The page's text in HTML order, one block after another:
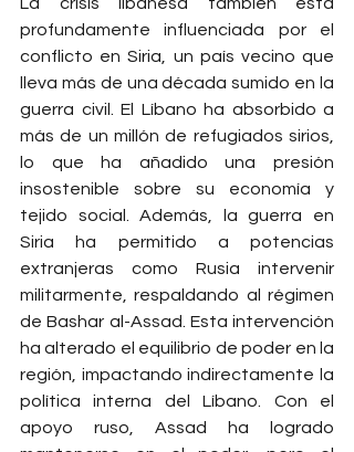
profundamente influenciada por el
conflicto en Siria, un país vecino que
lleva más de una década sumido en la
guerra civil. El Líbano ha absorbido a
más de un millón de refugiados sirios,
lo que ha añadido una presión
insostenible sobre su economía y
tejido social. Además, la guerra en
Siria ha permitido a potencias
extranjeras como Rusia intervenir
militarmente, respaldando al régimen
de Bashar al-Assad. Esta intervención
ha alterado el equilibrio de poder en la
región, impactando indirectamente la
política interna del Líbano. Con el
apoyo ruso, Assad ha logrado